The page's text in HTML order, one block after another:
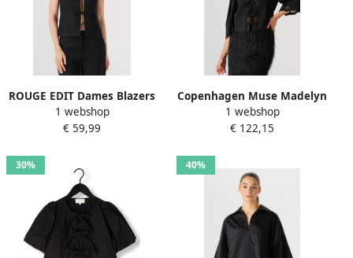
ROUGE EDIT Dames Blazers
Rousummer Waistcoat
Zwart
1 webshop
€ 59,99
Copenhagen Muse Madelyn
Blouse met lange mouwen
Black Dames
1 webshop
€ 122,15
30% 40%